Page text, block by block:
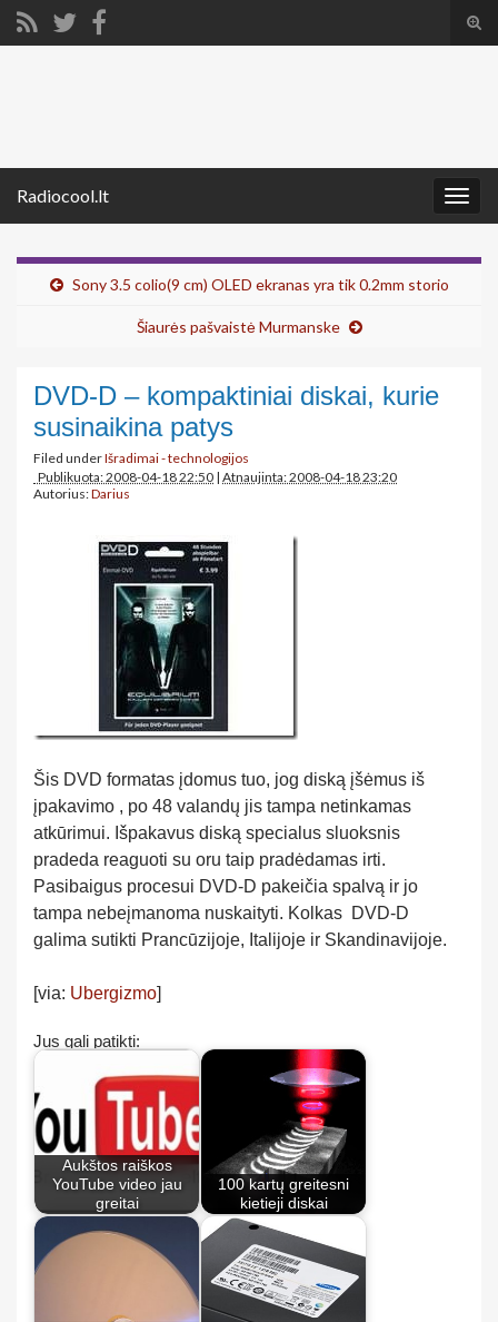
Radiocool.lt
Sony 3.5 colio(9 cm) OLED ekranas yra tik 0.2mm storio
Šiaurės pašvaistė Murmanske
DVD-D – kompaktiniai diskai, kurie
susinaikina patys
Filed underIšradimai - technologijos
Publikuota: 2008-04-18 22:50 | Atnaujinta: 2008-04-18 23:20
Autorius:Darius
Šis DVD formatas įdomus tuo, jog diską įšėmus iš
įpakavimo , po 48 valandų jis tampa netinkamas
atkūrimui. Išpakavus diską specialus sluoksnis
pradeda reaguoti su oru taip pradėdamas irti.
Pasibaigus procesui DVD-D pakeičia spalvą ir jo
tampa nebeįmanoma nuskaityti. Kolkas DVD-D
galima sutikti Prancūzijoje, Italijoje ir Skandinavijoje.
[via: Ubergizmo]
Jus gali patikti:
Aukštos raiškos
YouTube video jau
greitai
100 kartų greitesni
kietieji diskai